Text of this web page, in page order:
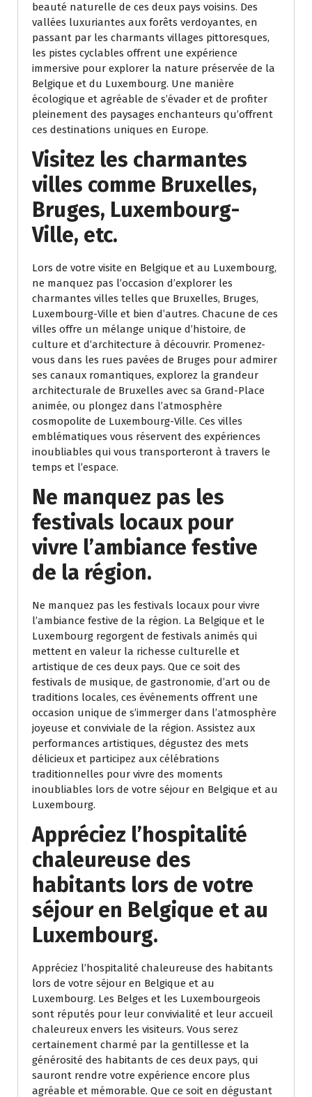
beauté naturelle de ces deux pays voisins. Des
vallées luxuriantes aux forêts verdoyantes, en
passant par les charmants villages pittoresques,
les pistes cyclables offrent une expérience
immersive pour explorer la nature préservée de la
Belgique et du Luxembourg. Une manière
écologique et agréable de s’évader et de profiter
pleinement des paysages enchanteurs qu’offrent
ces destinations uniques en Europe.
Visitez les charmantes
villes comme Bruxelles,
Bruges, Luxembourg-
Ville, etc.
Lors de votre visite en Belgique et au Luxembourg,
ne manquez pas l’occasion d’explorer les
charmantes villes telles que Bruxelles, Bruges,
Luxembourg-Ville et bien d’autres. Chacune de ces
villes offre un mélange unique d’histoire, de
culture et d’architecture à découvrir. Promenez-
vous dans les rues pavées de Bruges pour admirer
ses canaux romantiques, explorez la grandeur
architecturale de Bruxelles avec sa Grand-Place
animée, ou plongez dans l’atmosphère
cosmopolite de Luxembourg-Ville. Ces villes
emblématiques vous réservent des expériences
inoubliables qui vous transporteront à travers le
temps et l’espace.
Ne manquez pas les
festivals locaux pour
vivre l’ambiance festive
de la région.
Ne manquez pas les festivals locaux pour vivre
l’ambiance festive de la région. La Belgique et le
Luxembourg regorgent de festivals animés qui
mettent en valeur la richesse culturelle et
artistique de ces deux pays. Que ce soit des
festivals de musique, de gastronomie, d’art ou de
traditions locales, ces événements offrent une
occasion unique de s’immerger dans l’atmosphère
joyeuse et conviviale de la région. Assistez aux
performances artistiques, dégustez des mets
délicieux et participez aux célébrations
traditionnelles pour vivre des moments
inoubliables lors de votre séjour en Belgique et au
Luxembourg.
Appréciez l’hospitalité
chaleureuse des
habitants lors de votre
séjour en Belgique et au
Luxembourg.
Appréciez l’hospitalité chaleureuse des habitants
lors de votre séjour en Belgique et au
Luxembourg. Les Belges et les Luxembourgeois
sont réputés pour leur convivialité et leur accueil
chaleureux envers les visiteurs. Vous serez
certainement charmé par la gentillesse et la
générosité des habitants de ces deux pays, qui
sauront rendre votre expérience encore plus
agréable et mémorable. Que ce soit en dégustant